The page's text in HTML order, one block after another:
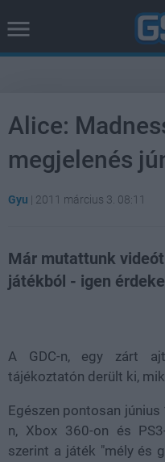
Alice:
megjelenés
Gyu | 2011 március 3. 08:11
Már mutattunk
játékból - igen
A GDC-n, egy zárt
tájékoztatón derült ki,
Egészen pontosan
n, Xbox 360-on és
szerint a játék "mély és